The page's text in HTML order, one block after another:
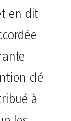
en dit
clé
à